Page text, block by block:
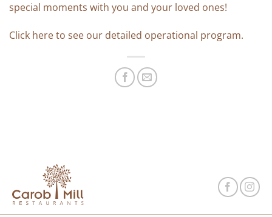
special moments with you and your loved ones!
Click here to see our detailed operational program.